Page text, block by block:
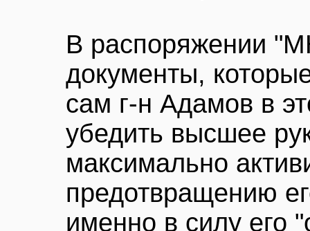
В распоряжении
документы,
сам г-н Адамов в
убедить высшее
максимально
предотвращению
именно в силу его